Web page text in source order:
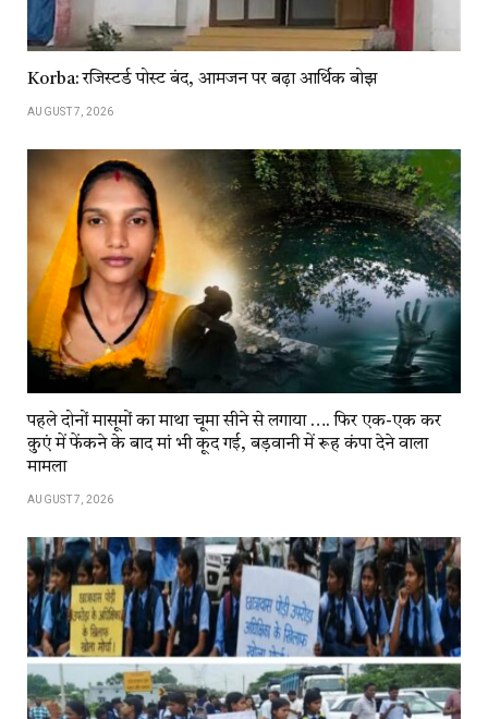
Korba: रजिस्टर्ड पोस्ट बंद, आमजन पर बढ़ा आर्थिक बोझ
AUGUST 7, 2026
पहले दोनों मासूमों का माथा चूमा सीने से लगाया …. फिर एक-एक कर
कुएं में फेंकने के बाद मां भी कूद गई, बड़वानी में रूह कंपा देने वाला
मामला
AUGUST 7, 2026